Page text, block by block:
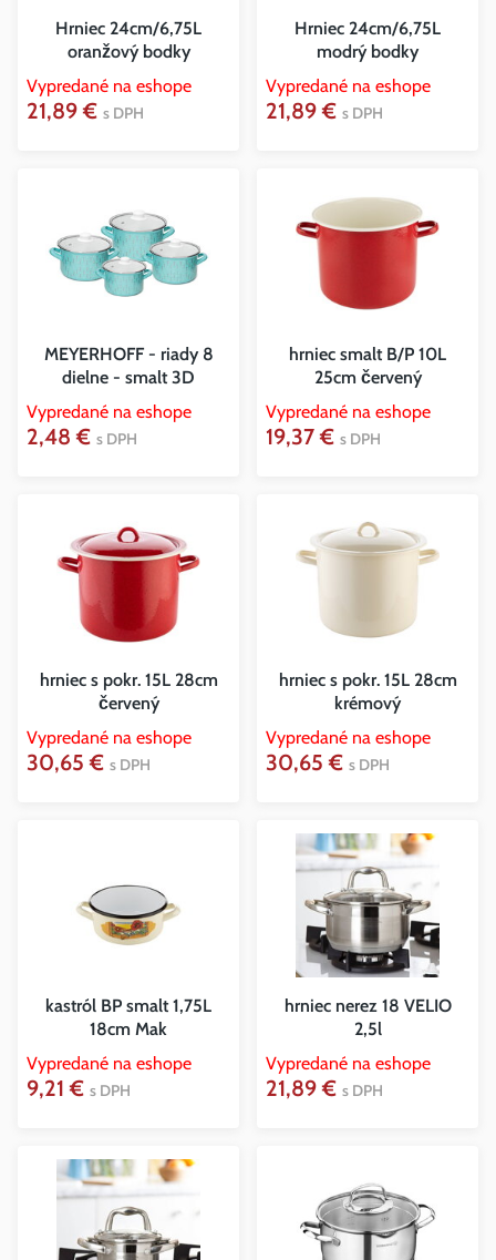
Hrniec 24cm/6,75L
oranžový bodky
Vypredané na eshope
21,89 € s DPH
Hrniec 24cm/6,75L
modrý bodky
Vypredané na eshope
21,89 € s DPH
MEYERHOFF - riady 8
dielne - smalt 3D
Vypredané na eshope
2,48 € s DPH
hrniec smalt B/P 10L
25cm červený
Vypredané na eshope
19,37 € s DPH
hrniec s pokr. 15L 28cm
červený
Vypredané na eshope
30,65 € s DPH
hrniec s pokr. 15L 28cm
krémový
Vypredané na eshope
30,65 € s DPH
kastról BP smalt 1,75L
18cm Mak
Vypredané na eshope
9,21 € s DPH
hrniec nerez 18 VELIO
2,5l
Vypredané na eshope
21,89 € s DPH